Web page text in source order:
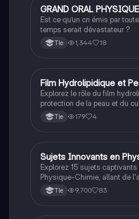
actuelles pour leur
Grand oral
GRAND ORAL
Est ce qu’un cri émis par
temps serait dévastateur ?
Tle 1,344 18
Filières pro
Film Hydrolipidique et
Explorez le rôle du film
protection de la peau et du
aborde la composition,
l'interaction avec la flore
Tle 179 4
Grand oral
Sujets Innovants en
Explorez 15 sujets
Physique-Chimie, allant de
verte. Cette fiche présente
sur des thèmes tels que
Tle 9,700 83